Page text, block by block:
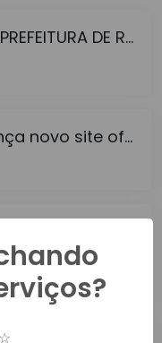
DE R...
novo site of...
☆